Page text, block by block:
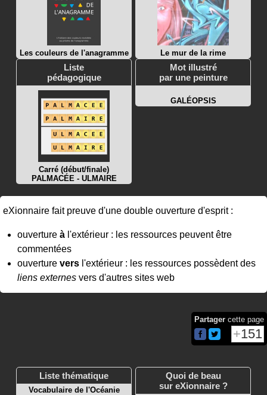
Les couleurs de l'anagramme Le mur de la rime
Liste
pédagogique
Carré (début/finale)
PALMACÉE - ULMAIRE
Mot illustré
par une peinture
GALÉOPSIS
eXionnaire fait preuve d'une double ouverture d'esprit :
ouverture à l'extérieur : les ressources peuvent être
commentées
ouverture vers l'extérieur : les ressources possèdent des
liens externes vers d'autres sites web
Partager cette page
151
Liste thématique
Vocabulaire de l'Océanie
Quoi de beau
sur eXionnaire ?